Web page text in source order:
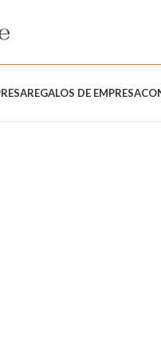
REGALOS DE EMPRESA